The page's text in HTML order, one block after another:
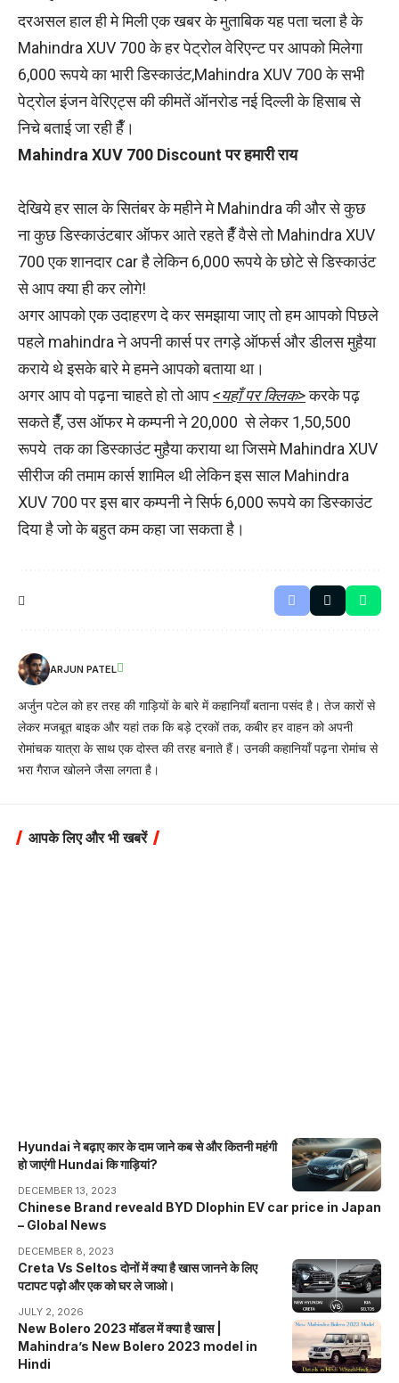
दरअसल हाल ही मे मिली एक खबर के मुताबिक यह पता चला है के
Mahindra XUV 700 के हर पेट्रोल वेरिएन्ट पर आपको मिलेगा
6,000 रूपये का भारी डिस्काउंट,Mahindra XUV 700 के सभी
पेट्रोल इंजन वेरिएट्स की कीमतें ऑनरोड नई दिल्ली के हिसाब से
निचे बताई जा रही हैँ।
Mahindra XUV 700 Discount पर हमारी राय
देखिये हर साल के सितंबर के महीने मे Mahindra की और से कुछ
ना कुछ डिस्काउंटबार ऑफर आते रहते हैँ वैसे तो Mahindra XUV
700 एक शानदार car है लेकिन 6,000 रूपये के छोटे से डिस्काउंट
से आप क्या ही कर लोगे!
अगर आपको एक उदाहरण दे कर समझाया जाए तो हम आपको पिछले
पहले mahindra ने अपनी कार्स पर तगड़े ऑफर्स और डीलस मुहैया
कराये थे इसके बारे मे हमने आपको बताया था।
अगर आप वो पढ़ना चाहते हो तो आप<यहाँ पर क्लिक>करके पढ़
सकते हैँ, उस ऑफर मे कम्पनी ने 20,000 से लेकर 1,50,500
रूपये तक का डिस्काउंट मुहैया कराया था जिसमे Mahindra XUV
सीरीज की तमाम कार्स शामिल थी लेकिन इस साल Mahindra
XUV 700 पर इस बार कम्पनी ने सिर्फ 6,000 रूपये का डिस्काउंट
दिया है जो के बहुत कम कहा जा सकता है।
ARJUN PATEL
अर्जुन पटेल को हर तरह की गाड़ियों के बारे में कहानियाँ बताना पसंद है। तेज कारों से
लेकर मजबूत बाइक और यहां तक ​​कि बड़े ट्रकों तक, कबीर हर वाहन को अपनी
रोमांचक यात्रा के साथ एक दोस्त की तरह बनाते हैं। उनकी कहानियाँ पढ़ना रोमांच से
भरा गैराज खोलने जैसा लगता है।
आपके लिए और भी खबरें
Hyundai ने बढ़ाए कार के दाम जाने कब से और कितनी महंगी
हो जाएंगी Hundai कि गाड़ियां?
DECEMBER 13, 2023
Chinese Brand reveald BYD Dlophin EV car price in Japan
– Global News
DECEMBER 8, 2023
Creta Vs Seltos दोनों में क्या है खास जानने के लिए
पटापट पढ़ो और एक को घर ले जाओ।
JULY 2, 2026
New Bolero 2023 मॉडल में क्या है खास |
Mahindra’s New Bolero 2023 model in
Hindi